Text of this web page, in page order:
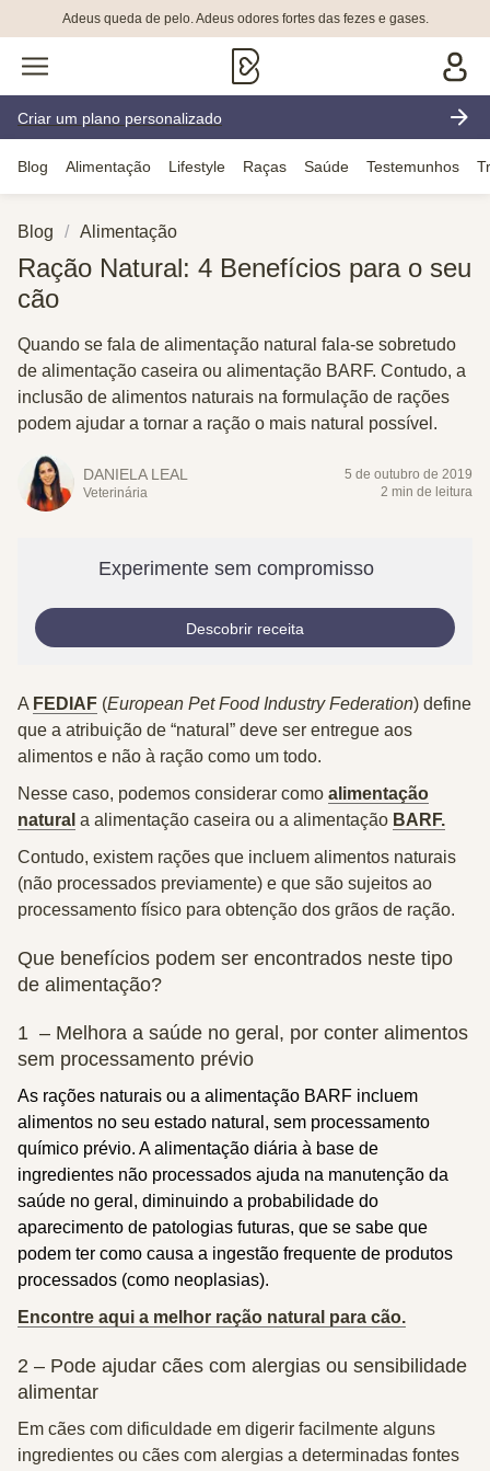
Adeus queda de pelo. Adeus odores fortes das fezes e gases.
Criar um plano personalizado
Blog Alimentação Lifestyle Raças Saúde Testemunhos
Blog Alimentação
Ração Natural: 4 Benefícios para o seu
cão
Quando se fala de alimentação natural fala-se sobretudo
de alimentação caseira ou alimentação BARF. Contudo, a
inclusão de alimentos naturais na formulação de rações
podem ajudar a tornar a ração o mais natural possível.
DANIELA LEAL
Veterinária
5 de outubro de 2019
2 min de leitura
Experimente sem compromisso
Descobrir receita
A FEDIAF (European Pet Food Industry Federation) define
que a atribuição de “natural” deve ser entregue aos
alimentos e não à ração como um todo.
Nesse caso, podemos considerar como alimentação
natural a alimentação caseira ou a alimentação BARF.
Contudo, existem rações que incluem alimentos naturais
(não processados previamente) e que são sujeitos ao
processamento físico para obtenção dos grãos de ração.
Que benefícios podem ser encontrados neste tipo
de alimentação?
1 – Melhora a saúde no geral, por conter alimentos
sem processamento prévio
As rações naturais ou a alimentação BARF incluem
alimentos no seu estado natural, sem processamento
químico prévio. A alimentação diária à base de
ingredientes não processados ajuda na manutenção da
saúde no geral, diminuindo a probabilidade do
aparecimento de patologias futuras, que se sabe que
podem ter como causa a ingestão frequente de produtos
processados (como neoplasias).
Encontre aqui a melhor ração natural para cão.
2 – Pode ajudar cães com alergias ou sensibilidade
alimentar
Em cães com dificuldade em digerir facilmente alguns
ingredientes ou cães com alergias a determinadas fontes